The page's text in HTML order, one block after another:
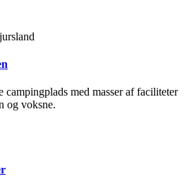
med masser af faciliteter
og voksne.